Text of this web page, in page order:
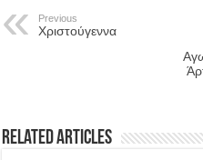
Previous
Χριστούγεννα
Related Articles